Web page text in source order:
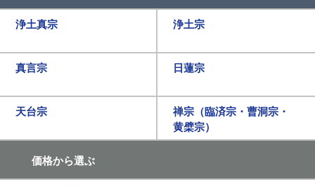
浄土真宗 浄土宗
真言宗 日蓮宗
天台宗
禅宗（臨済宗・曹洞宗・
黄檗宗）
価格から選ぶ